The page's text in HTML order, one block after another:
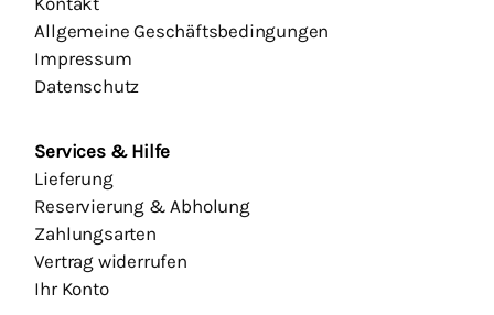
Allgemeine Geschäftsbedingungen
Impressum
Datenschutz
Services & Hilfe
Lieferung
Reservierung & Abholung
Zahlungsarten
Vertrag widerrufen
Ihr Konto